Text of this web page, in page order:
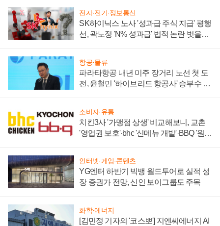
전자·전기·정보통신
SK하이닉스 노사 '성과급 주식 지급' 평행
선, 곽노정 'N% 성과급' 법적 논란 벗을지
항공·물류
파라타항공 내년 미주 장거리 노선 첫 도
전, 윤철민 '하이브리드 항공사' 승부수 통
소비자·유통
치킨3사 '가맹점 상생' 비교해보니, 교촌
'영업권 보호'·bhc '신메뉴 개발'·BBQ '원가
인터넷·게임·콘텐츠
YG엔터 하반기 빅뱅 월드투어로 실적 성
장 증권가 전망, 신인 보이그룹도 주목
화학·에너지
[김민정 기자의 '코스뽀'] 지엔씨에너지 AI